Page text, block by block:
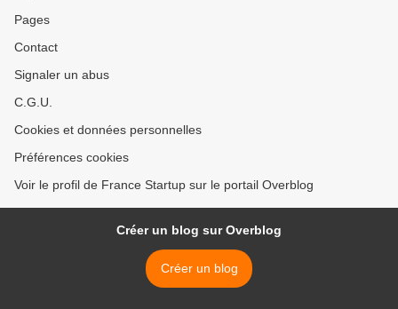
Pages
Contact
Signaler un abus
C.G.U.
Cookies et données personnelles
Préférences cookies
Voir le profil de France Startup sur le portail Overblog
Créer un blog sur Overblog
Créer un blog